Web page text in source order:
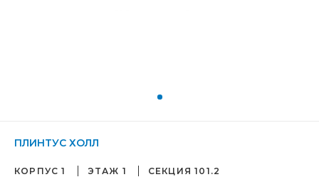
ПЛИНТУС ХОЛЛ
КОРПУС 1 ЭТАЖ 1 СЕКЦИЯ 101.2